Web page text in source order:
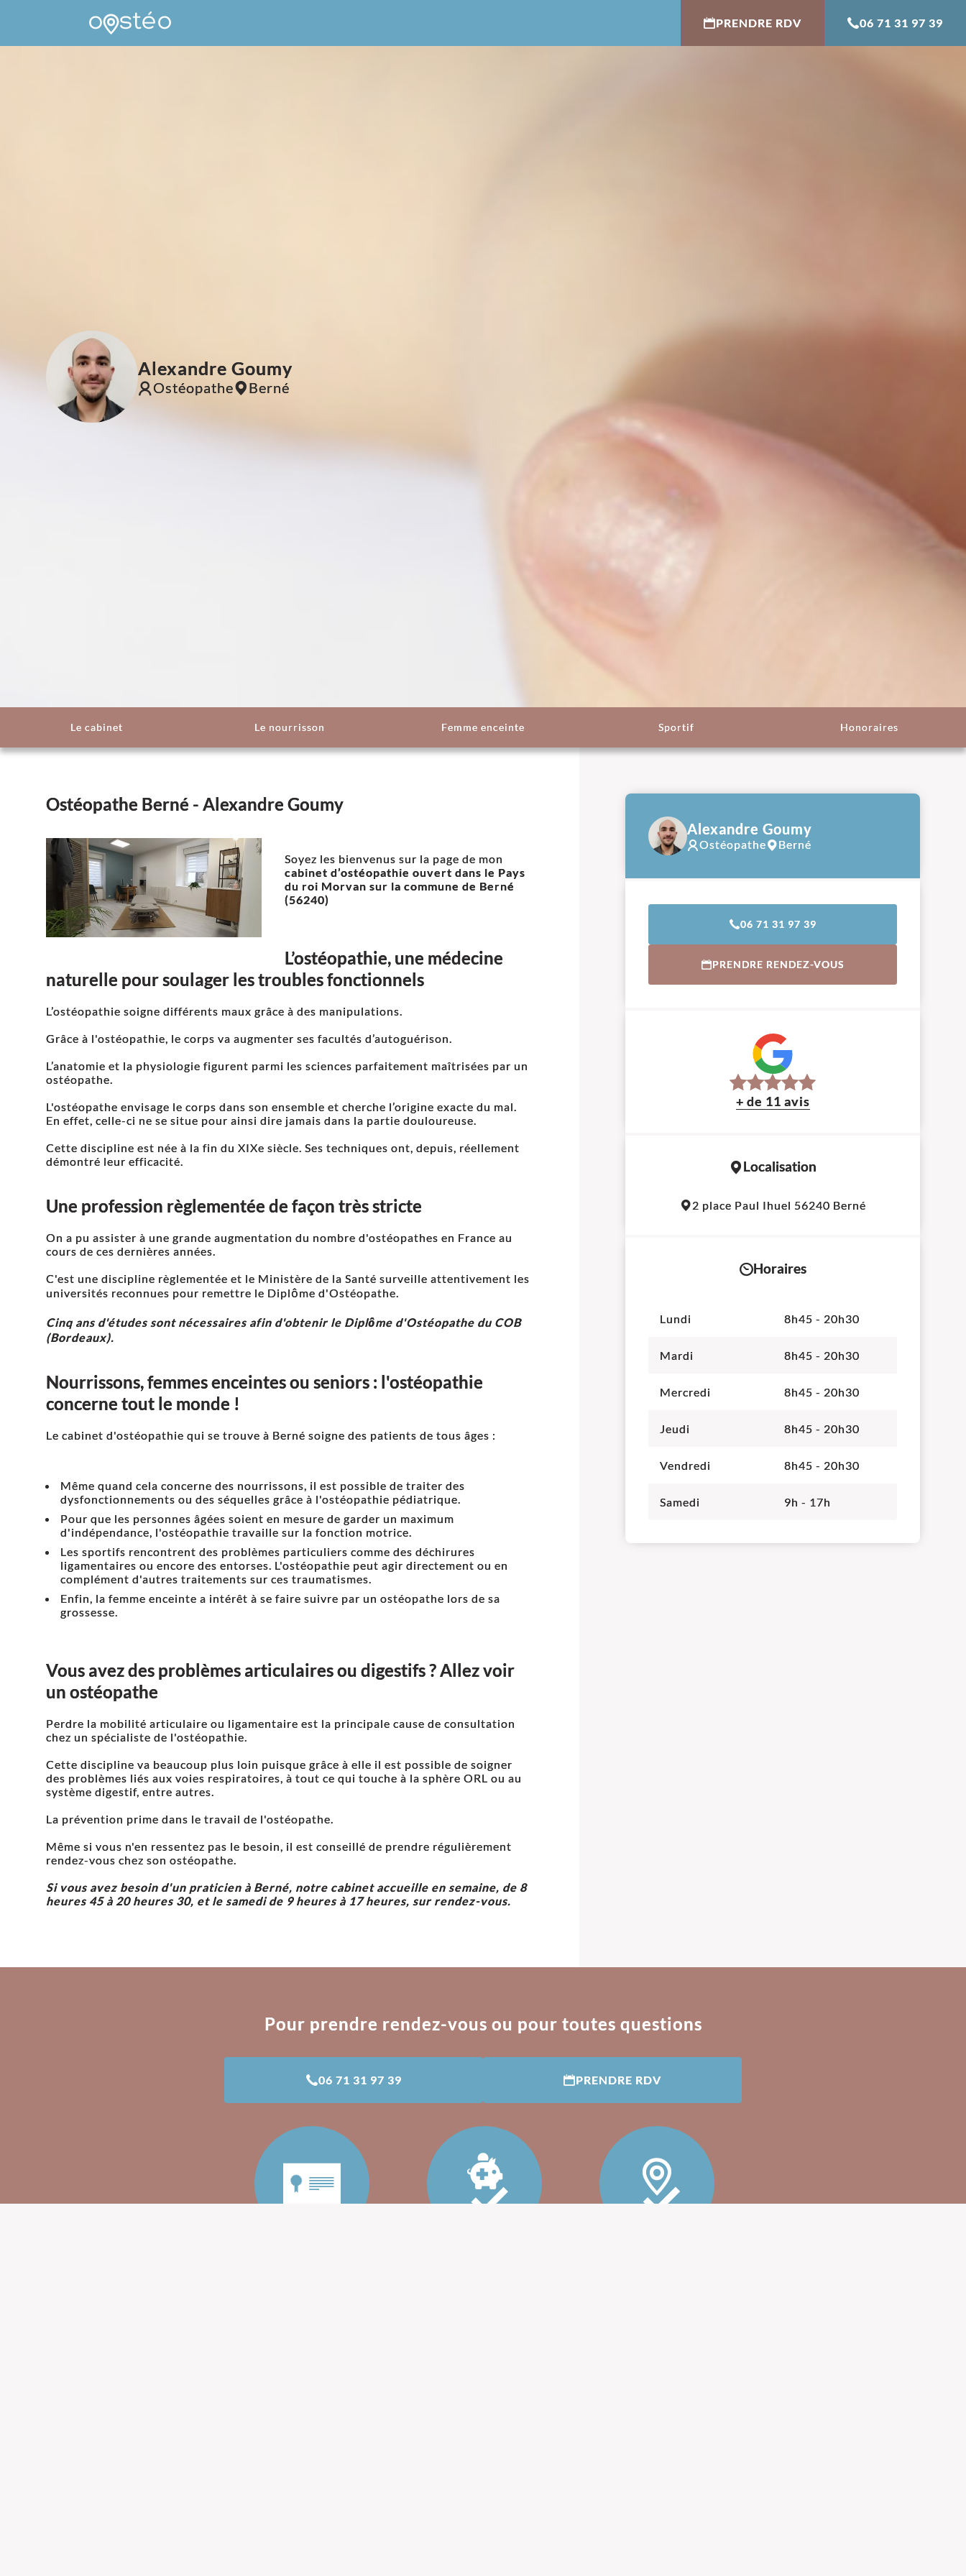
PRENDRE RDV 06 71 31 97 39
Alexandre Goumy
Ostéopathe Berné
Le cabinet Le nourrisson Femme enceinte Sportif Honoraires
Ostéopathe Berné - Alexandre Goumy
Soyez les bienvenus sur la page de mon
cabinet d’ostéopathie ouvert dans le Pays
du roi Morvan sur la commune de Berné
(56240)
L’ostéopathie, une médecine
naturelle pour soulager les troubles fonctionnels
L’ostéopathie soigne différents maux grâce à des manipulations.
Grâce à l'ostéopathie, le corps va augmenter ses facultés d’autoguérison.
L’anatomie et la physiologie figurent parmi les sciences parfaitement maîtrisées par un
ostéopathe.
L'ostéopathe envisage le corps dans son ensemble et cherche l’origine exacte du mal.
En effet, celle-ci ne se situe pour ainsi dire jamais dans la partie douloureuse.
Cette discipline est née à la fin du XIXe siècle. Ses techniques ont, depuis, réellement
démontré leur efficacité.
Une profession règlementée de façon très stricte
On a pu assister à une grande augmentation du nombre d'ostéopathes en France au
cours de ces dernières années.
C'est une discipline règlementée et le Ministère de la Santé surveille attentivement les
universités reconnues pour remettre le Diplôme d'Ostéopathe.
Cinq ans d'études sont nécessaires afin d'obtenir le Diplôme d'Ostéopathe du COB
(Bordeaux).
Nourrissons, femmes enceintes ou seniors : l'ostéopathie
concerne tout le monde !
Le cabinet d'ostéopathie qui se trouve à Berné soigne des patients de tous âges :
Même quand cela concerne des nourrissons, il est possible de traiter des
dysfonctionnements ou des séquelles grâce à l'ostéopathie pédiatrique.
Pour que les personnes âgées soient en mesure de garder un maximum
d'indépendance, l'ostéopathie travaille sur la fonction motrice.
Les sportifs rencontrent des problèmes particuliers comme des déchirures
ligamentaires ou encore des entorses. L'ostéopathie peut agir directement ou en
complément d'autres traitements sur ces traumatismes.
Enfin, la femme enceinte a intérêt à se faire suivre par un ostéopathe lors de sa
grossesse.
Vous avez des problèmes articulaires ou digestifs ? Allez voir
un ostéopathe
Perdre la mobilité articulaire ou ligamentaire est la principale cause de consultation
chez un spécialiste de l'ostéopathie.
Cette discipline va beaucoup plus loin puisque grâce à elle il est possible de soigner
des problèmes liés aux voies respiratoires, à tout ce qui touche à la sphère ORL ou au
système digestif, entre autres.
La prévention prime dans le travail de l'ostéopathe.
Même si vous n'en ressentez pas le besoin, il est conseillé de prendre régulièrement
rendez-vous chez son ostéopathe.
Si vous avez besoin d'un praticien à Berné, notre cabinet accueille en semaine, de 8
heures 45 à 20 heures 30, et le samedi de 9 heures à 17 heures, sur rendez-vous.
Alexandre Goumy
Ostéopathe Berné
06 71 31 97 39
PRENDRE RENDEZ-VOUS
+ de 11 avis
Localisation
2 place Paul Ihuel 56240 Berné
Horaires
Lundi 8h45 - 20h30
Mardi 8h45 - 20h30
Mercredi 8h45 - 20h30
Jeudi 8h45 - 20h30
Vendredi 8h45 - 20h30
Samedi 9h - 17h
Pour prendre rendez-vous ou pour toutes questions
06 71 31 97 39 PRENDRE RDV